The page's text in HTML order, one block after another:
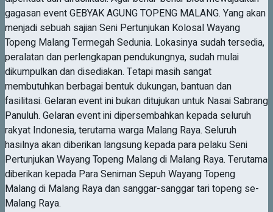
gagasan event GEBYAK AGUNG TOPENG MALANG. Yang akan
menjadi sebuah sajian Seni Pertunjukan Kolosal Wayang
Topeng Malang Termegah Sedunia. Lokasinya sudah tersedia,
peralatan dan perlengkapan pendukungnya, sudah mulai
dikumpulkan dan disediakan. Tetapi masih sangat
membutuhkan berbagai bentuk dukungan, bantuan dan
fasilitasi. Gelaran event ini bukan ditujukan untuk Nasai Sabrang
Panuluh. Gelaran event ini dipersembahkan kepada seluruh
rakyat Indonesia, terutama warga Malang Raya. Seluruh
hasilnya akan diberikan langsung kepada para pelaku Seni
Pertunjukan Wayang Topeng Malang di Malang Raya. Terutama
diberikan kepada Para Seniman Sepuh Wayang Topeng
Malang di Malang Raya dan sanggar-sanggar tari topeng se-
Malang Raya.